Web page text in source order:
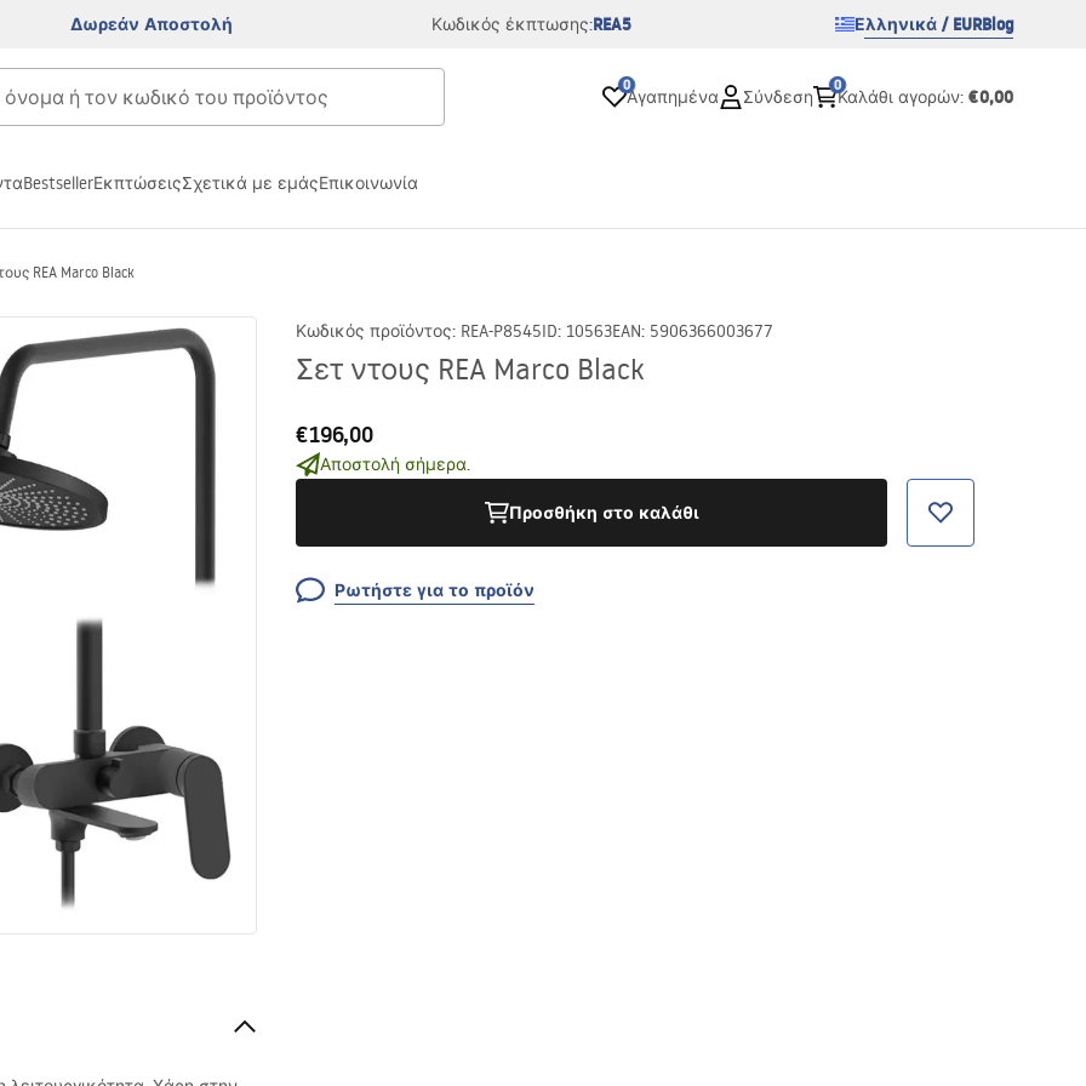
Δωρεάν Αποστολή Κωδικός έκπτωσης:REA5 Ελληνικά / EURBlog
0
Αγαπημένα Σύνδεση
0
Καλάθι αγορών: €0,00
BestsellerΕκπτώσειςΣχετικά με εμάςΕπικοινωνία
REA Marco Black
Κωδικός προϊόντος: REA-P8545ID: 10563EAN: 5906366003677
Σετ ντους REA Marco Black
€196,00
Αποστολή σήμερα.
Προσθήκη στο καλάθι
Ρωτήστε για το προϊόν